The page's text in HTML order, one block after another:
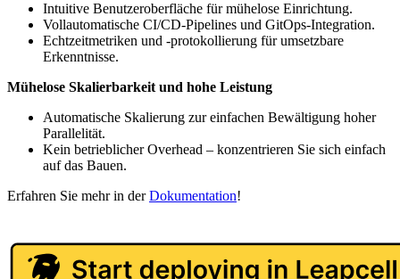
Intuitive Benutzeroberfläche für mühelose Einrichtung.
Vollautomatische CI/CD-Pipelines und GitOps-Integration.
Echtzeitmetriken und -protokollierung für umsetzbare
Erkenntnisse.
Mühelose Skalierbarkeit und hohe Leistung
Automatische Skalierung zur einfachen Bewältigung hoher
Parallelität.
Kein betrieblicher Overhead – konzentrieren Sie sich einfach
auf das Bauen.
Erfahren Sie mehr in derDokumentation!